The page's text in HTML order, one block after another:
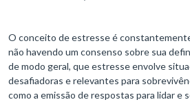
O conceito de estresse é
não havendo um consenso sobre sua
de modo geral, que estresse envolve
desafiadoras e relevantes para
como a emissão de respostas para lidar e